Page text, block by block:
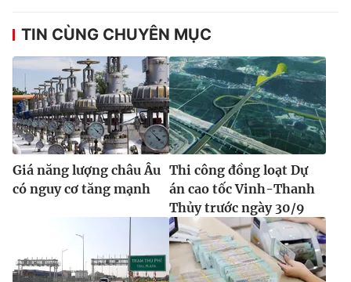
TIN CÙNG CHUYÊN MỤC
Giá năng lượng châu Âu
có nguy cơ tăng mạnh
Thi công đồng loạt Dự
án cao tốc Vinh-Thanh
Thủy trước ngày 30/9